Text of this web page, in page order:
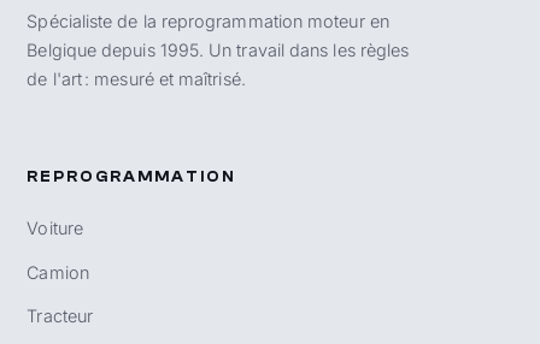
Spécialiste de la reprogrammation moteur en
Belgique depuis 1995. Un travail dans les règles
de l'art : mesuré et maîtrisé.
REPROGRAMMATION
Voiture
Camion
Tracteur